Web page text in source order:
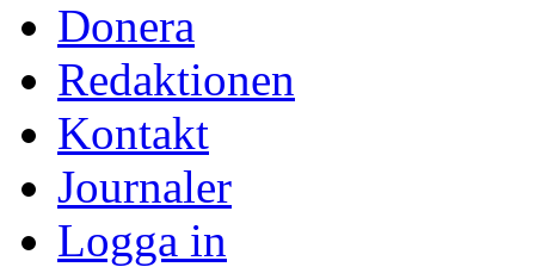
Donera
Redaktionen
Kontakt
Journaler
Logga in